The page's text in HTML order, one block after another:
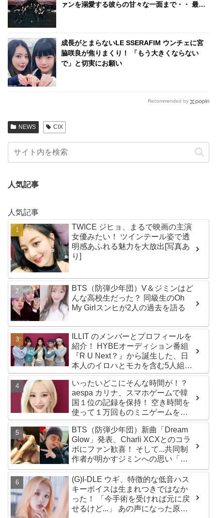
ァンを溺愛する彼らの甘々な一面まで・・ 最終
成長がとまらないLE SSERAFIM ウンチェに宮
脇咲良が焦りまくり！ 「もう大きくならない
で」と切実にお願い
Recommended by
NEWS CIX
人気記事
人気記事
TWICE ジヒョ、まるで映画の主演
女優みたい！ ツインテール姿で透
明感あふれる魅力を大放出[写真あ
り]
BTS（防弾少年団）V＆ジミンはど
んな高校生だった？ 同級生のOh
My Girlスンヒが2人の過去を語る
ILLIT のメンバーとプロフィールを
紹介！ HYBEオーディション番組
『R U Next？』から誕生した、日
本人のイロハとモカを含む5人組ガ
ールズグループ！ デビュー曲
「Magnetic」がいきなりの大ヒッ
ト
いったいどこにそんな時間が！？
aespa カリナ、スマホゲームで韓
国１位の記録を保持！ 空き時間を
使って１万回ものミニゲームをク
リア「芸能人たちが時間がないと
言っているのは全部嘘」
BTS（防弾少年団）新曲「Dream
Glow」発表、Charli XCXとのコラ
ボにファン歓喜！ そして...共同制
作者が明かすジミンへの思い「彼
の夢、そして彼の絶望から生まれ
た歌」
(G)I-DLE ウギ、特徴的な低音ハス
キーボイスは生まれつきではなか
った！ 「今手術を受ければ元に戻
せるけど...」 あの声になった原因